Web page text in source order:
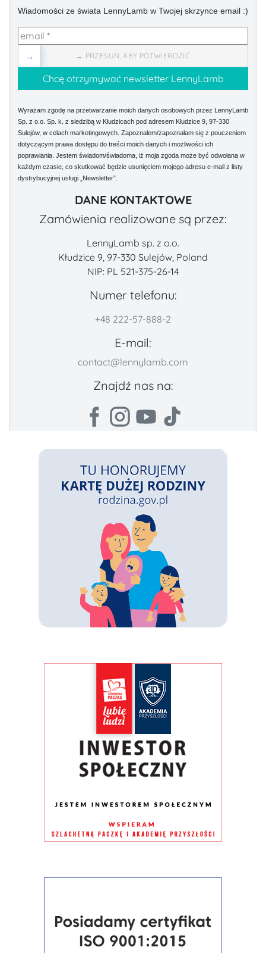
Wiadomości ze świata LennyLamb w Twojej skrzynce email :)
→ PRZESUŃ, ABY POTWIERDZIĆ
→
Wyrażam zgodę na przetwarzanie moich danych osobowych przez LennyLamb
Sp. z o.o. Sp. k. z siedzibą w Kłudzicach pod adresem Kłudzice 9, 97-330
Sulejów, w celach marketingowych. Zapoznałem/zapoznałam się z pouczeniem
dotyczącym prawa dostępu do treści moich danych i możliwości ich
poprawiania. Jestem świadom/świadoma, iż moja zgoda może być odwołana w
każdym czasie, co skutkować będzie usunięciem mojego adresu e-mail z listy
dystrybucyjnej usługi „Newsletter”.
DANE KONTAKTOWE
Zamówienia realizowane są przez:
LennyLamb sp. z o.o.
Kłudzice 9, 97-330 Sulejów, Poland
NIP: PL 521-375-26-14
Numer telefonu:
+48 222-57-888-2
E-mail:
contact@lennylamb.com
Znajdź nas na: